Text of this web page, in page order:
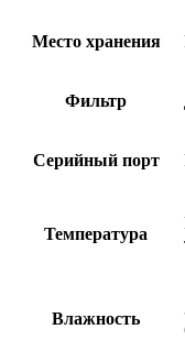
Место хранения
Фильтр
Серийный порт
Температура
Влажность